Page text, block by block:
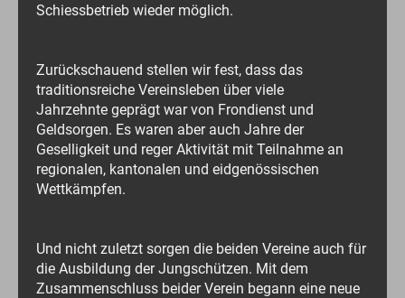
Schiessbetrieb wieder möglich.
Zurückschauend stellen wir fest, dass das
traditionsreiche Vereinsleben über viele
Jahrzehnte geprägt war von Frondienst und
Geldsorgen. Es waren aber auch Jahre der
Geselligkeit und reger Aktivität mit Teilnahme an
regionalen, kantonalen und eidgenössischen
Wettkämpfen.
Und nicht zuletzt sorgen die beiden Vereine auch für
die Ausbildung der Jungschützen. Mit dem
Zusammenschluss beider Verein begann eine neue